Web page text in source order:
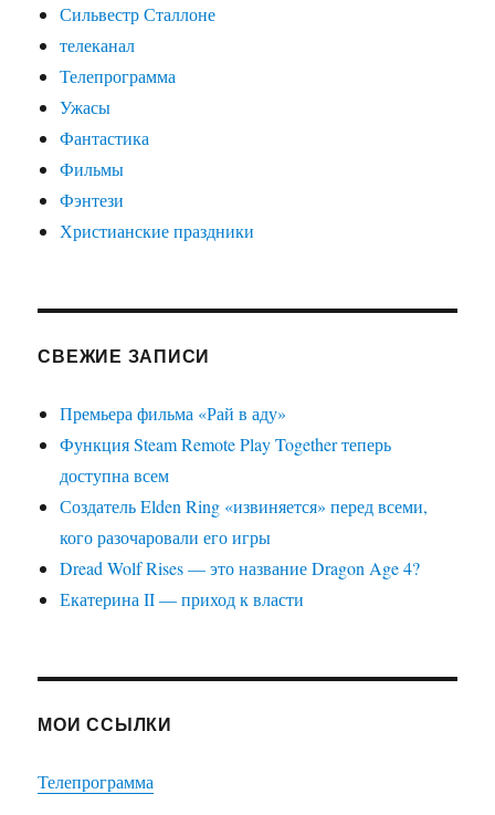
Сильвестр Сталлоне
телеканал
Телепрограмма
Ужасы
Фантастика
Фильмы
Фэнтези
Христианские праздники
СВЕЖИЕ ЗАПИСИ
Премьера фильма «Рай в аду»
Функция Steam Remote Play Together теперь
доступна всем
Создатель Elden Ring «извиняется» перед всеми,
кого разочаровали его игры
Dread Wolf Rises — это название Dragon Age 4?
Екатерина II — приход к власти
МОИ ССЫЛКИ
Телепрограмма